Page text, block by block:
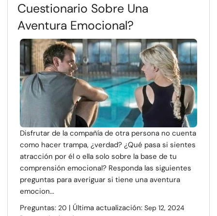
Cuestionario Sobre Una
Aventura Emocional?
Disfrutar de la compañía de otra persona no cuenta
como hacer trampa, ¿verdad? ¿Qué pasa si sientes
atracción por él o ella solo sobre la base de tu
comprensión emocional? Responda las siguientes
preguntas para averiguar si tiene una aventura
emocion...
Preguntas: 20 | Última actualización: Sep 12, 2024